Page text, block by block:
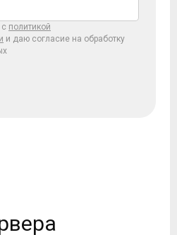
политикой
и даю согласие на обработку